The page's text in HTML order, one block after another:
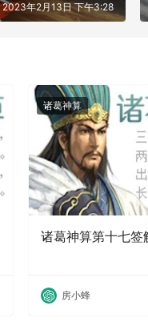
2023年2月13日 下午3:28
诸葛神算
诸葛神算第十七签
房小蜂